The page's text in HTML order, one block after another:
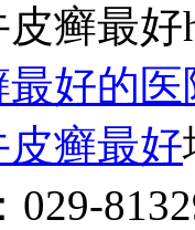
癣最好
好的
癣最好